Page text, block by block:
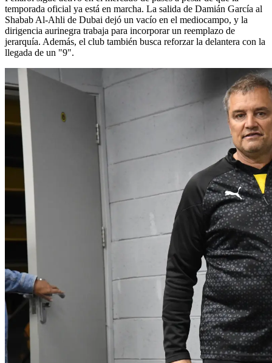
temporada oficial ya está en marcha. La salida de Damián García al
Shabab Al-Ahli de Dubai dejó un vacío en el mediocampo, y la
dirigencia aurinegra trabaja para incorporar un reemplazo de
jerarquía. Además, el club también busca reforzar la delantera con la
llegada de un "9".